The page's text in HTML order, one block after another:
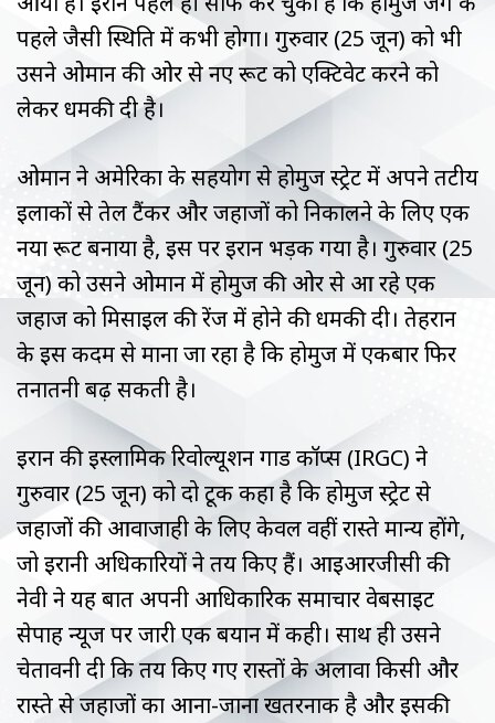
पहले जैसी स्थिति में कभी होगा। गुरुवार (25 जून) को भी
उसने ओमान की ओर से नए रूट को एक्टिवेट करने को
लेकर धमकी दी है।
ओमान ने अमेरिका के सहयोग से होर्मुज स्ट्रेट में अपने तटीय
इलाकों से तेल टैंकर और जहाजों को निकालने के लिए एक
नया रूट बनाया है, इस पर ईरान भड़क गया है। गुरुवार (25
जून) को उसने ओमान में होर्मुज की ओर से आ रहे एक
जहाज को मिसाइल की रेंज में होने की धमकी दी। तेहरान
के इस कदम से माना जा रहा है कि होर्मुज में एकबार फिर
तनातनी बढ़ सकती है।
ईरान की इस्लामिक रिवोल्यूशन गार्ड कॉर्प्स (IRGC) ने
गुरुवार (25 जून) को दो टूक कहा है कि होर्मुज स्ट्रेट से
जहाजों की आवाजाही के लिए केवल वहीं रास्ते मान्य होंगे,
जो ईरानी अधिकारियों ने तय किए हैं। आईआरजीसी की
नेवी ने यह बात अपनी आधिकारिक समाचार वेबसाइट
सेपाह न्यूज पर जारी एक बयान में कही। साथ ही उसने
चेतावनी दी कि तय किए गए रास्तों के अलावा किसी और
रास्ते से जहाजों का आना-जाना खतरनाक है और इसकी